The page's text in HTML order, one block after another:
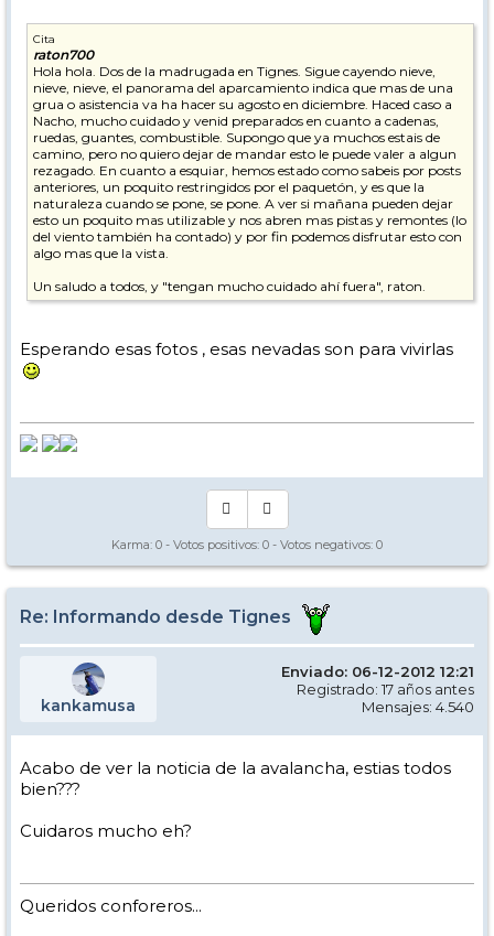
Cita
raton700
Hola hola. Dos de la madrugada en Tignes. Sigue cayendo nieve,
nieve, nieve, el panorama del aparcamiento indica que mas de una
grua o asistencia va ha hacer su agosto en diciembre. Haced caso a
Nacho, mucho cuidado y venid preparados en cuanto a cadenas,
ruedas, guantes, combustible. Supongo que ya muchos estais de
camino, pero no quiero dejar de mandar esto le puede valer a algun
rezagado. En cuanto a esquiar, hemos estado como sabeis por posts
anteriores, un poquito restringidos por el paquetón, y es que la
naturaleza cuando se pone, se pone. A ver si mañana pueden dejar
esto un poquito mas utilizable y nos abren mas pistas y remontes (lo
del viento también ha contado) y por fin podemos disfrutar esto con
algo mas que la vista.
Un saludo a todos, y "tengan mucho cuidado ahí fuera", raton.
apartamento. No se si son de pista o de carreteras, pero es señal de
que intentan que todo esté "habitable", al menos esa es mi
Esperando esas fotos , esas nevadas son para vivirlas
Karma: 0 - Votos positivos: 0 - Votos negativos: 0
Re: Informando desde Tignes
kankamusa
Enviado: 06-12-2012 12:21
Registrado: 17 años antes
Mensajes: 4.540
Acabo de ver la noticia de la avalancha, estias todos
bien???
Cuidaros mucho eh?
Queridos conforeros...